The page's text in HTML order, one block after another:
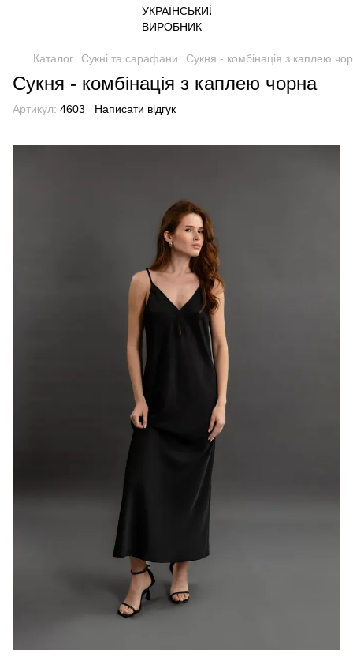
Каталог Сукні та сарафани Сукня - комбінація з каплею
Сукня - комбінація з каплею чорна
Артикул: 4603 Написати відгук